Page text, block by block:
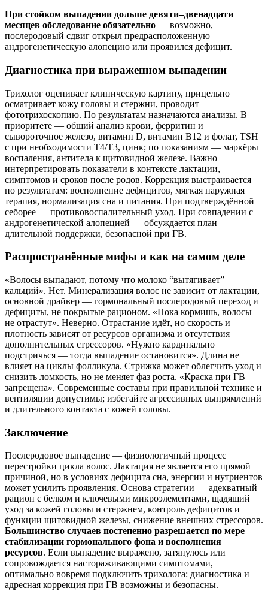
При стойком выпадении дольше девяти–двенадцати
месяцев обследование обязательно — возможно,
послеродовый сдвиг открыл предрасположенную
андрогенетическую алопецию или проявился дефицит.
Диагностика при выраженном выпадении
Трихолог оценивает клиническую картину, прицельно
осматривает кожу головы и стержни, проводит
фототрихоскопию. По результатам назначаются анализы. В
приоритете — общий анализ крови, ферритин и
сывороточное железо, витамин D, витамин B12 и фолат, TSH
с при необходимости Т4/Т3, цинк; по показаниям — маркёры
воспаления, антитела к щитовидной железе. Важно
интерпретировать показатели в контексте лактации,
симптомов и сроков после родов. Коррекция выстраивается
по результатам: восполнение дефицитов, мягкая наружная
терапия, нормализация сна и питания. При подтверждённой
себорее — противовоспалительный уход. При совпадении с
андрогенетической алопецией — обсуждается план
длительной поддержки, безопасной при ГВ.
Распространённые мифы и как на самом деле
«Волосы выпадают, потому что молоко “вытягивает”
кальций». Нет. Минерализация волос не зависит от лактации,
основной драйвер — гормональный послеродовый переход и
дефициты, не покрытые рационом. «Пока кормишь, волосы
не отрастут». Неверно. Отрастание идёт, но скорость и
плотность зависят от ресурсов организма и отсутствия
дополнительных стрессоров. «Нужно кардинально
подстричься — тогда выпадение остановится». Длина не
влияет на циклы фолликула. Стрижка может облегчить уход и
снизить ломкость, но не меняет фаз роста. «Краска при ГВ
запрещена». Современные составы при правильной технике и
вентиляции допустимы; избегайте агрессивных выпрямлений
и длительного контакта с кожей головы.
Заключение
Послеродовое выпадение — физиологичный процесс
перестройки цикла волос. Лактация не является его прямой
причиной, но в условиях дефицита сна, энергии и нутриентов
может усилить проявления. Основа стратегии — адекватный
рацион с белком и ключевыми микроэлементами, щадящий
уход за кожей головы и стержнем, контроль дефицитов и
функции щитовидной железы, снижение внешних стрессоров.
Большинство случаев постепенно разрешается по мере
стабилизации гормонального фона и восполнения
ресурсов. Если выпадение выражено, затянулось или
сопровождается настораживающими симптомами,
оптимально вовремя подключить трихолога: диагностика и
адресная коррекция при ГВ возможны и безопасны.